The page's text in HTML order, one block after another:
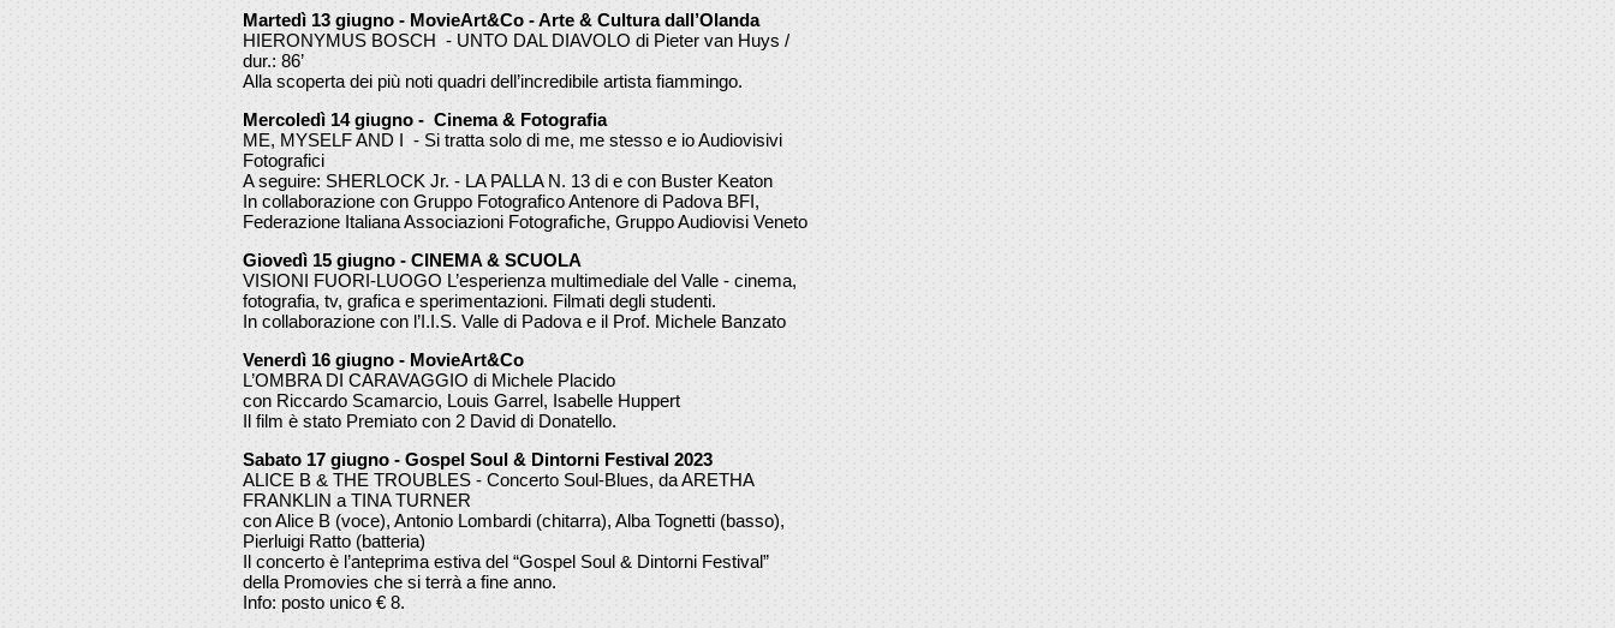
Martedì 13 giugno - MovieArt&Co - Arte & Cultura dall’Olanda
HIERONYMUS BOSCH - UNTO DAL DIAVOLO di Pieter van Huys /
dur.: 86’
Alla scoperta dei più noti quadri dell’incredibile artista fiammingo.
Mercoledì 14 giugno - Cinema & Fotografia
ME, MYSELF AND I - Si tratta solo di me, me stesso e io Audiovisivi
Fotografici
A seguire: SHERLOCK Jr. - LA PALLA N. 13 di e con Buster Keaton
In collaborazione con Gruppo Fotografico Antenore di Padova BFI,
Federazione Italiana Associazioni Fotografiche, Gruppo Audiovisi Veneto
Giovedì 15 giugno - CINEMA & SCUOLA
VISIONI FUORI-LUOGO L’esperienza multimediale del Valle - cinema,
fotografia, tv, grafica e sperimentazioni. Filmati degli studenti.
In collaborazione con l’I.I.S. Valle di Padova e il Prof. Michele Banzato
Venerdì 16 giugno - MovieArt&Co
L’OMBRA DI CARAVAGGIO di Michele Placido
con Riccardo Scamarcio, Louis Garrel, Isabelle Huppert
Il film è stato Premiato con 2 David di Donatello.
Sabato 17 giugno - Gospel Soul & Dintorni Festival 2023
ALICE B & THE TROUBLES - Concerto Soul-Blues, da ARETHA
FRANKLIN a TINA TURNER
con Alice B (voce), Antonio Lombardi (chitarra), Alba Tognetti (basso),
Pierluigi Ratto (batteria)
Il concerto è l’anteprima estiva del “Gospel Soul & Dintorni Festival”
della Promovies che si terrà a fine anno.
Info: posto unico € 8.